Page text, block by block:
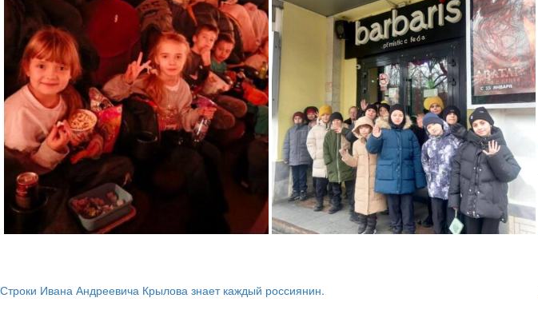
Строки Ивана Андреевича Крылова знает каждый россиянин.